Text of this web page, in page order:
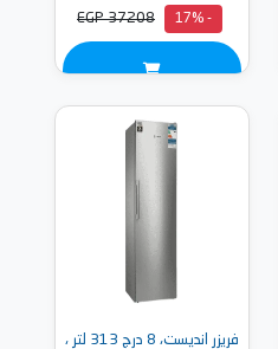
- 17%
EGP 37208
فريزر انديست، 8 درج 313 لتر ،